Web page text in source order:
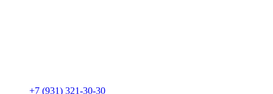
+7 (931) 321-30-30